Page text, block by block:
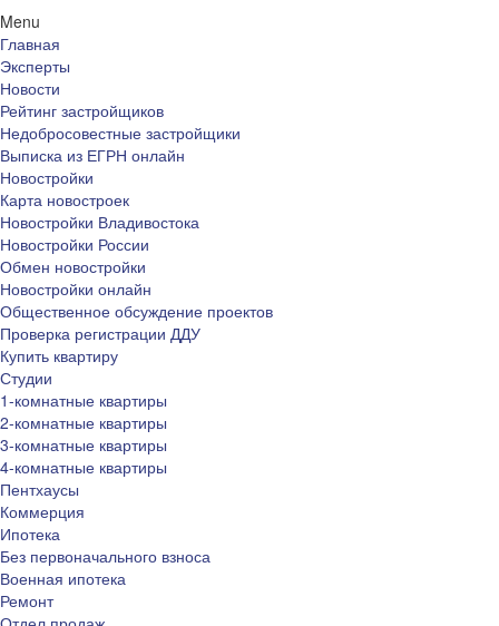
Menu
Главная
Эксперты
Новости
Рейтинг застройщиков
Недобросовестные застройщики
Выписка из ЕГРН онлайн
Новостройки
Карта новостроек
Новостройки Владивостока
Новостройки России
Обмен новостройки
Новостройки онлайн
Общественное обсуждение проектов
Проверка регистрации ДДУ
Купить квартиру
Студии
1-комнатные квартиры
2-комнатные квартиры
3-комнатные квартиры
4-комнатные квартиры
Пентхаусы
Коммерция
Ипотека
Без первоначального взноса
Военная ипотека
Ремонт